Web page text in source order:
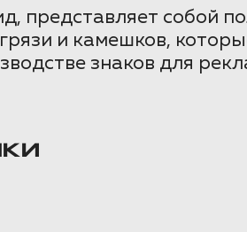
представляет собой
и камешков,
знаков для